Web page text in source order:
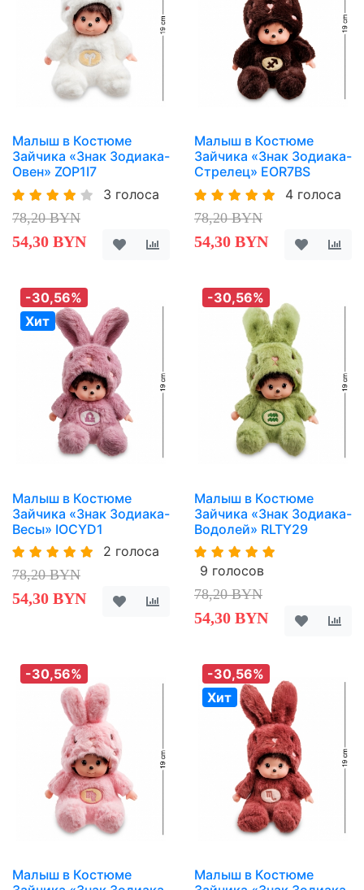
Малыш в Костюме
Зайчика «Знак Зодиака-
Овен» ZOP1I7
3 голоса
78,20 BYN
54,30 BYN
Малыш в Костюме
Зайчика «Знак Зодиака-
Стрелец» EOR7BS
4 голоса
78,20 BYN
54,30 BYN
-30,56%
Хит
Малыш в Костюме
Зайчика «Знак Зодиака-
Весы» IOCYD1
2 голоса
78,20 BYN
54,30 BYN
-30,56%
Малыш в Костюме
Зайчика «Знак Зодиака-
Водолей» RLTY29
9 голосов
78,20 BYN
54,30 BYN
-30,56%
Малыш в Костюме
-30,56%
Хит
Малыш в Костюме